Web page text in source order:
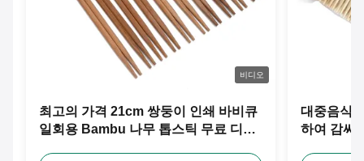
비디오
최고의 가격 21cm 쌍둥이 인쇄 바비큐
일회용 Bambu 나무 톱스틱 무료 디자
대중음식
하여 감싸